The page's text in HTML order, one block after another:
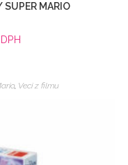
SUPER MARIO
, Veci z filmu